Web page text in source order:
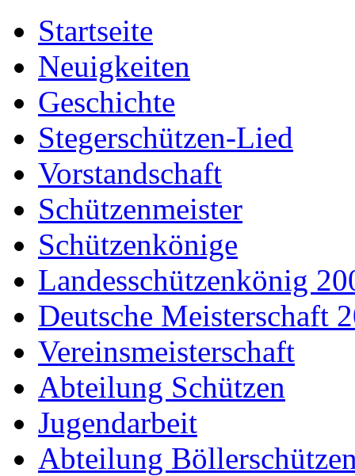
Startseite
Neuigkeiten
Geschichte
Stegerschützen-Lied
Vorstandschaft
Schützenmeister
Schützenkönige
Landesschützenkönig
Deutsche Meisterschaft
Vereinsmeisterschaft
Abteilung Schützen
Jugendarbeit
Abteilung